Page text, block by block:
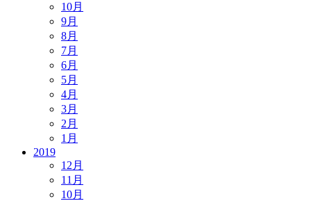
10月
9月
8月
7月
6月
5月
4月
3月
2月
1月
2019
12月
11月
10月